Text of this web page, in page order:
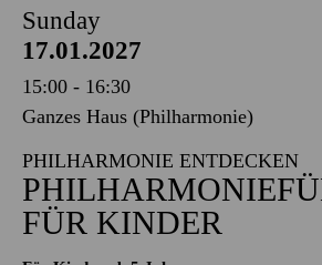
Sunday
17.01.2027
15:00 - 16:30
Ganzes Haus (Philharmonie)
PHILHARMONIE ENTDECKEN
FÜR KINDER